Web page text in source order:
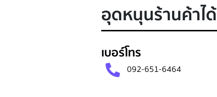
อุดหนุนร้านค้าไ
เบอร์โทร
092-651-6464